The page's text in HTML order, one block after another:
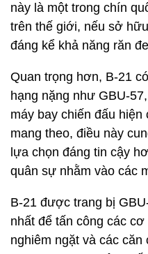
này là một trong chín
trên thế giới, nếu sở
đáng kể khả năng răn
Quan trọng hơn, B-21
hạng nặng như GBU-
máy bay chiến đấu
mang theo, điều này
lựa chọn đáng tin cậy
quân sự nhằm vào các
B-21 được trang bị
nhất để tấn công các
nghiêm ngặt và các